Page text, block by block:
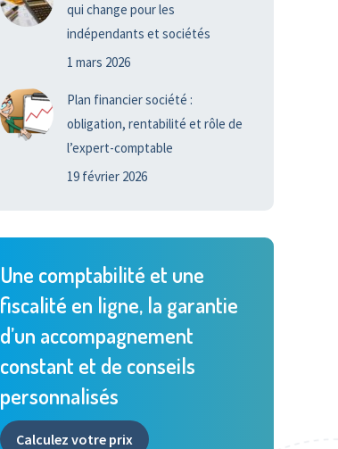
qui change pour les
indépendants et sociétés
1 mars 2026
Plan financier société :
obligation, rentabilité et rôle de
l’expert-comptable
19 février 2026
Une comptabilité et une
fiscalité en ligne, la garantie
d’un accompagnement
constant et de conseils
personnalisés
Calculez votre prix